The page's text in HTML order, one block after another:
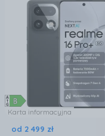
Karta informacyjna
od 2 499 zł